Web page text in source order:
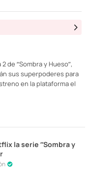
de “Sombra y Hueso”,
sus superpoderes para
en la plataforma el
la serie “Sombra y